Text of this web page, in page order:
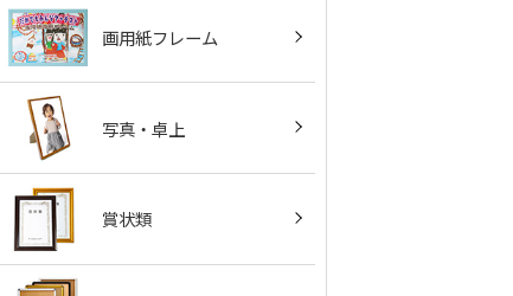
画用紙フレーム
写真・卓上
賞状類